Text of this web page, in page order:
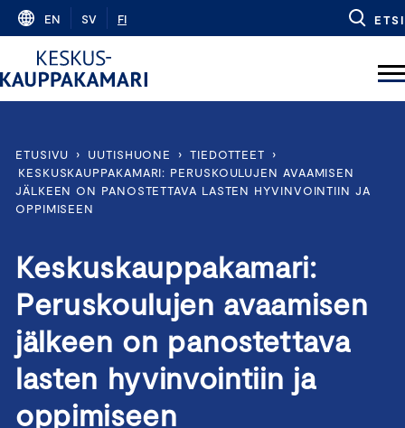
Skip
content
EN SV FI ETSI
ETUSIVU › UUTISHUONE › TIEDOTTEET
›
KESKUSKAUPPAKAMARI: PERUSKOULUJEN AVAAMISEN
JÄLKEEN ON PANOSTETTAVA LASTEN HYVINVOINTIIN JA
OPPIMISEEN
Keskuskauppakamari:
Peruskoulujen avaamisen
jälkeen on panostettava
lasten hyvinvointiin ja
oppimiseen